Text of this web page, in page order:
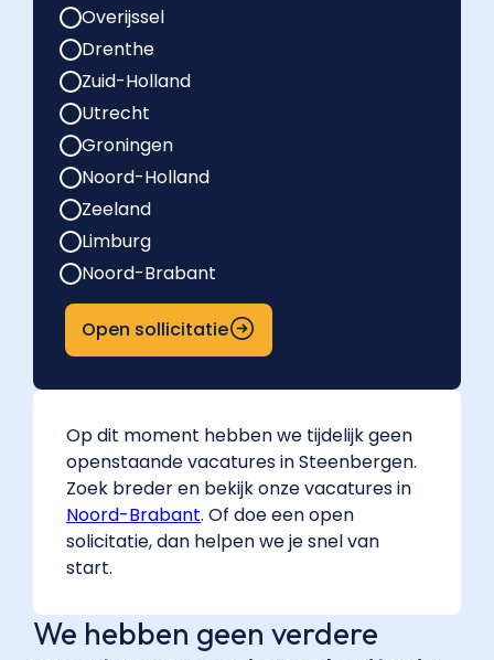
Overijssel
Drenthe
Zuid-Holland
Utrecht
Groningen
Noord-Holland
Zeeland
Limburg
Noord-Brabant
Open sollicitatie
Op dit moment hebben we tijdelijk geen
openstaande vacatures in Steenbergen.
Zoek breder en bekijk onze vacatures in
Noord-Brabant. Of doe een open
solicitatie, dan helpen we je snel van
start.
We hebben geen verdere